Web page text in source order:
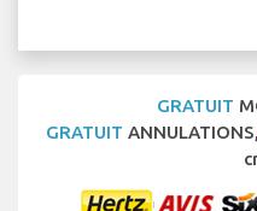
GRATUIT
GRATUIT ANNULATIONS,